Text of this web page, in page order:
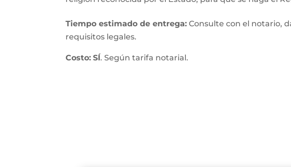
Tiempo estimado de entrega: Consulte con el notario,
requisitos legales.
Costo: SÍ. Según tarifa notarial.